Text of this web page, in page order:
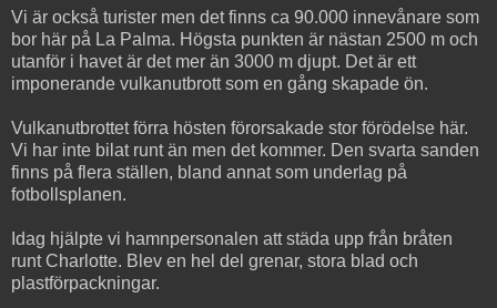
Vi är också turister men det finns ca 90.000 innevånare som
bor här på La Palma. Högsta punkten är nästan 2500 m och
utanför i havet är det mer än 3000 m djupt. Det är ett
imponerande vulkanutbrott som en gång skapade ön.
Vulkanutbrottet förra hösten förorsakade stor förödelse här.
Vi har inte bilat runt än men det kommer. Den svarta sanden
finns på flera ställen, bland annat som underlag på
fotbollsplanen.
Idag hjälpte vi hamnpersonalen att städa upp från bråten
runt Charlotte. Blev en hel del grenar, stora blad och
plastförpackningar.